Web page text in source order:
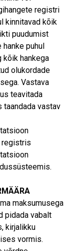
registri
kinnitavad kõik
puudumist
puhul
kõik hankega
olukordade
Vastava
teavitada
taandada vastav
registris
maksumusega
pidada vabalt
kirjalikku
vormis.